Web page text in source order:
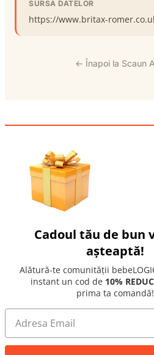
SURSA DATELOR
https://www.britax-
← Înapoi la Scaun
Cadoul tău de bun
așteaptă!
Alătură-te comunității
instant un cod de 10%
prima ta comandă!